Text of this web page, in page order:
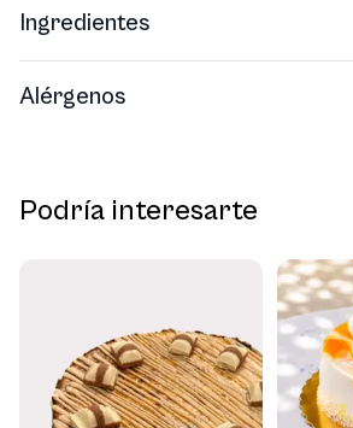
Ingredientes
Alérgenos
Podría interesarte